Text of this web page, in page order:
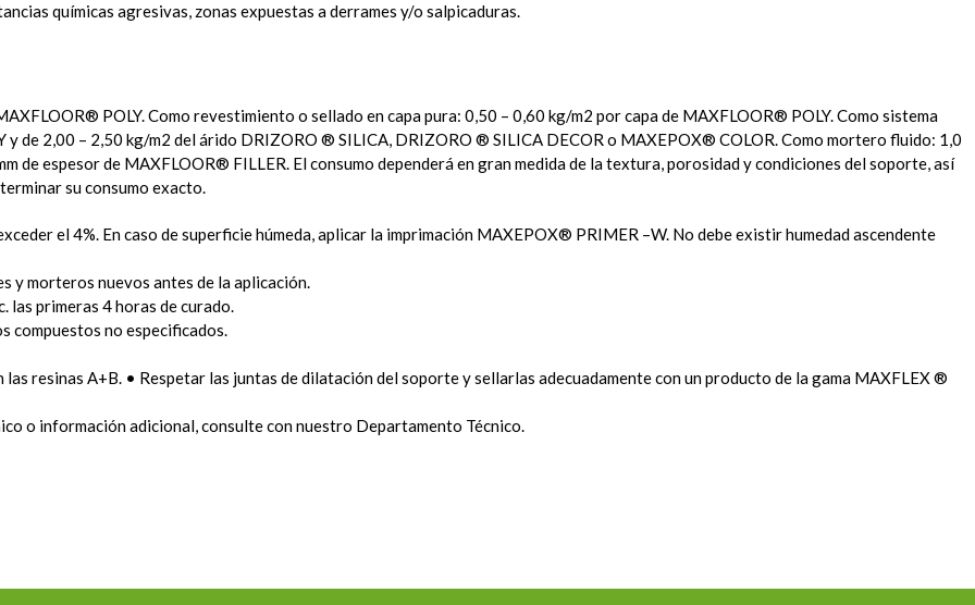
químicas agresivas, zonas expuestas a derrames y/o salpicaduras.
POLY. Como revestimiento o sellado en capa pura: 0,50 – 0,60 kg/m2 por capa de MAXFLOOR® POLY. Como sistema
de 2,00 – 2,50 kg/m2 del árido DRIZORO ® SILICA, DRIZORO ® SILICA DECOR o MAXEPOX® COLOR. Como mortero fluido: 1,0
de espesor de MAXFLOOR® FILLER. El consumo dependerá en gran medida de la textura, porosidad y condiciones del soporte, así
su consumo exacto.
el 4%. En caso de superficie húmeda, aplicar la imprimación MAXEPOX® PRIMER –W. No debe existir humedad ascendente
y morteros nuevos antes de la aplicación.
las primeras 4 horas de curado.
compuestos no especificados.
resinas A+B. • Respetar las juntas de dilatación del soporte y sellarlas adecuadamente con un producto de la gama MAXFLEX ®
o información adicional, consulte con nuestro Departamento Técnico.